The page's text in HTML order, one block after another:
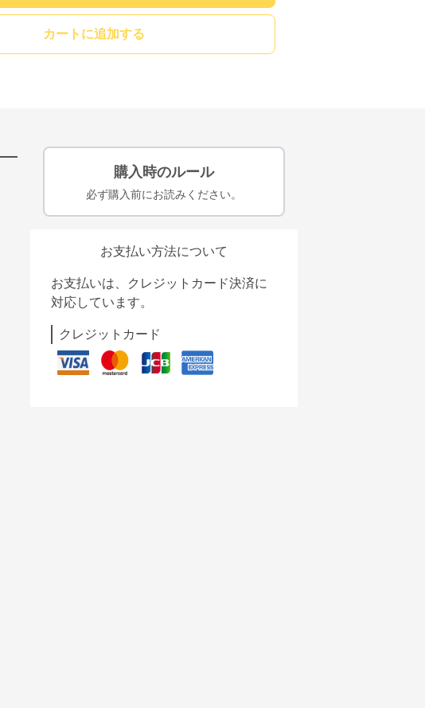
カートに追加する
購入時のルール
必ず購入前にお読みください。
お支払い方法について
お支払いは、クレジットカード決済に
対応しています。
クレジットカード